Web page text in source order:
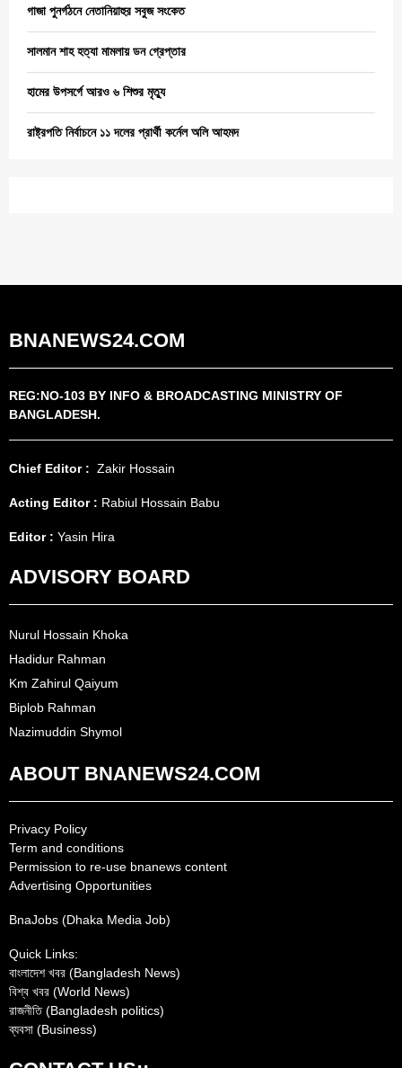
গাজা পুনর্গঠনে নেতানিয়াহুর সবুজ সংকেত
সালমান শাহ হত্যা মামলায় ডন গ্রেপ্তার
হামের উপসর্গে আরও ৬ শিশুর মৃত্যু
রাষ্ট্রপতি নির্বাচনে ১১ দলের প্রার্থী কর্নেল অলি আহমদ
BNANEWS24.COM
REG:NO-103 BY INFO & BROADCASTING MINISTRY OF
BANGLADESH.
Chief Editor : Zakir Hossain
Acting Editor : Rabiul Hossain Babu
Editor : Yasin Hira
ADVISORY BOARD
Nurul Hossain Khoka
Hadidur Rahman
Km Zahirul Qaiyum
Biplob Rahman
Nazimuddin Shymol
ABOUT BNANEWS24.COM
Privacy Policy
Term and conditions
Permission to re-use bnanews content
Advertising Opportunities
BnaJobs (Dhaka Media Job)
Quick Links:
বাংলাদেশ খবর (Bangladesh News)
বিশ্ব খবর (World News)
রাজনীতি (Bangladesh politics)
ব্যবসা (Business)